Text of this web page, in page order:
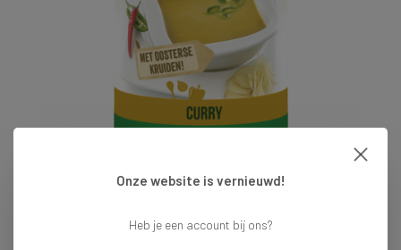
Onze website is vernieuwd!
Heb je een account bij ons?